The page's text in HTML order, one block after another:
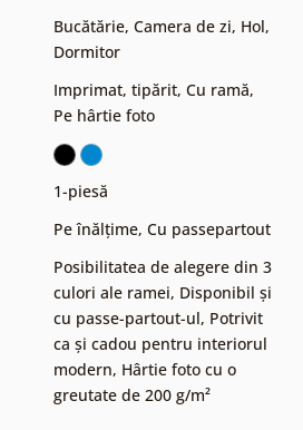
Bucătărie, Camera de zi, Hol,
Dormitor
Imprimat, tipărit, Cu ramă,
Pe hârtie foto
1-piesă
Pe înălțime, Cu passepartout
Posibilitatea de alegere din 3
culori ale ramei, Disponibil și
cu passe-partout-ul, Potrivit
ca și cadou pentru interiorul
modern, Hârtie foto cu o
greutate de 200 g/m²